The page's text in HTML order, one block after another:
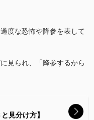
度な恐怖や降参を表して
見られ、「降参するから
見分け方】